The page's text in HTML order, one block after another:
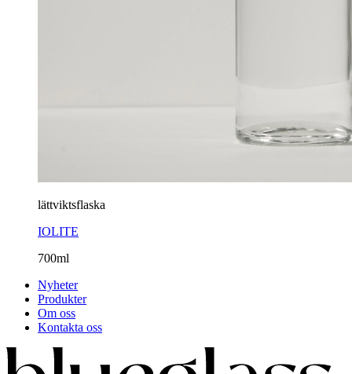
lättviktsflaska
IOLITE
700ml
Nyheter
Produkter
Om oss
Kontakta oss